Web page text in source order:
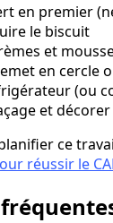
en premier
le biscuit
et
en cercle
(ou
et
ce
réussir le